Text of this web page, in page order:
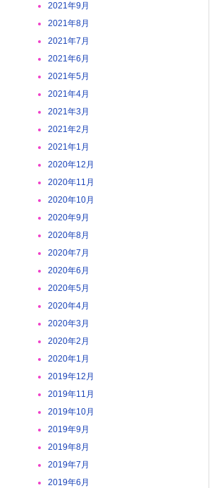
2021年9月
2021年8月
2021年7月
2021年6月
2021年5月
2021年4月
2021年3月
2021年2月
2021年1月
2020年12月
2020年11月
2020年10月
2020年9月
2020年8月
2020年7月
2020年6月
2020年5月
2020年4月
2020年3月
2020年2月
2020年1月
2019年12月
2019年11月
2019年10月
2019年9月
2019年8月
2019年7月
2019年6月